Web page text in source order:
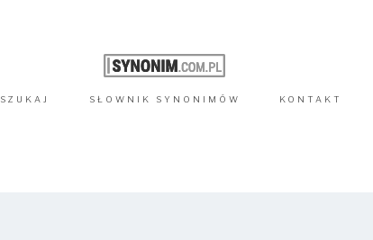
SZUKAJ SŁOWNIK SYNONIMÓW KONTAKT